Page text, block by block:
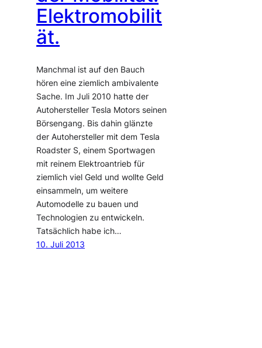
Elektromobilit
ät.
Manchmal ist auf den Bauch
hören eine ziemlich ambivalente
Sache. Im Juli 2010 hatte der
Autohersteller Tesla Motors seinen
Börsengang. Bis dahin glänzte
der Autohersteller mit dem Tesla
Roadster S, einem Sportwagen
mit reinem Elektroantrieb für
ziemlich viel Geld und wollte Geld
einsammeln, um weitere
Automodelle zu bauen und
Technologien zu entwickeln.
Tatsächlich habe ich…
10. Juli 2013